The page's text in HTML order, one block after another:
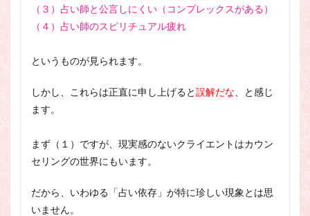
（３）占い師と公言しにくい（コンプレックスがある）
（４）占い師のスピリチュアル疲れ
というものが見られます。
しかし、これらは正直に申し上げると誤解だな 、と感じ
ます。
まず（１）ですが、現実感のないクライエントはカウン
セリングの世界にもいます。
だから、いわゆる「占い依存」が特に珍しい現象とは思
いません。